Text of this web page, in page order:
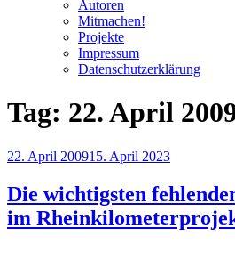
Autoren
Mitmachen!
Projekte
Impressum
Datenschutzerklärung
Tag: 22. April
Veröffentlicht
22. April 200915. April 2023
Die wichtigsten
im